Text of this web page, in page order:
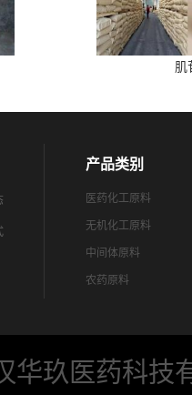
肌
产品类别
医药化工原料
无机化工原料
中间体原料
农药原料
华玖医药科技